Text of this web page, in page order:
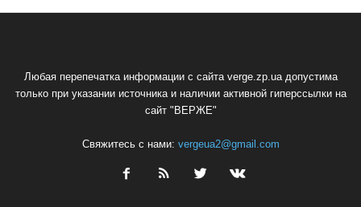
Любая перепечатка информации с сайта verge.zp.ua допустима
только при указании источника и наличии активной гиперссылки на
сайт "ВЕРЖЕ"
Свяжитесь с нами: vergeua2@gmail.com